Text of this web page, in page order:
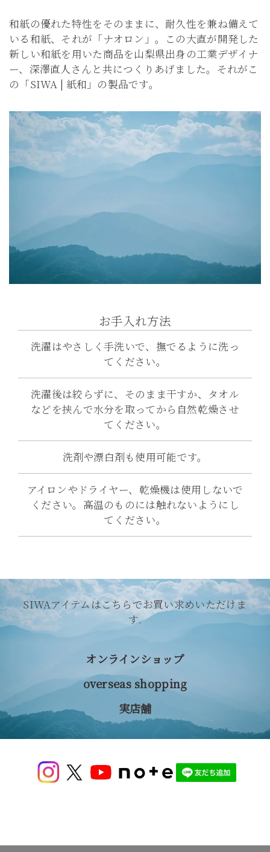
和紙の優れた特性をそのままに、耐久性を兼ね備えて
いる和紙、それが「ナオロン」。この大直が開発した
新しい和紙を用いた商品を山梨県出身の工業デザイナ
ー、深澤直人さんと共につくりあげました。それがこ
の「SIWA | 紙和」の製品です。
お手入れ方法
洗濯はやさしく手洗いで、撫でるように洗っ
てください。
洗濯後は絞らずに、そのまま干すか、タオル
などを挟んで水分を取ってから自然乾燥させ
てください。
洗剤や漂白剤も使用可能です。
アイロンやドライヤー、乾燥機は使用しないで
ください。高温のものには触れないようにし
てください。
SIWAアイテムはこちらでお買い求めいただけま
す.
オンラインショップ
overseas shopping
実店舗